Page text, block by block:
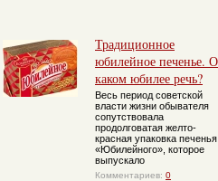
Традиционное
юбилейное печенье. О
каком юбилее речь?
Весь период советской
власти жизни обывателя
сопутствовала
продолговатая желто-
красная упаковка печенья
«Юбилейного», которое
выпускало
Комментариев: 0